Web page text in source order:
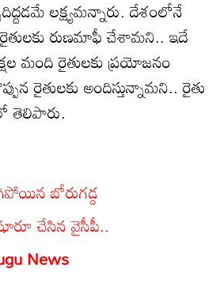
లక్ష్యమన్నారు. దేశంలోనే
రైతులకు రుణమాఫీ చేశామని.. ఇదే
మంది రైతులకు ప్రయోజనం
రైతులకు అందిస్తున్నామని.. రైతు
తెలిపారు.
బోరుగడ్డ
చేసిన వైసీపీ..
News